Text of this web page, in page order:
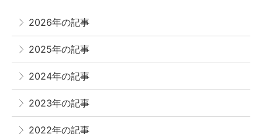
2026年の記事
2025年の記事
2024年の記事
2023年の記事
2022年の記事